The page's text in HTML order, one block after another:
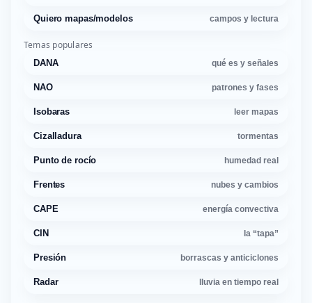
Quiero mapas/modelos campos y lectura
Temas populares
DANA qué es y señales
NAO patrones y fases
Isobaras leer mapas
Cizalladura tormentas
Punto de rocío humedad real
Frentes nubes y cambios
CAPE energía convectiva
CIN la “tapa”
Presión borrascas y anticiclones
Radar lluvia en tiempo real